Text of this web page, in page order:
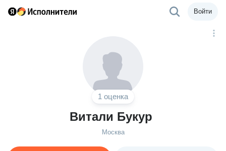
Войти
1 оценка
Витали Букур
Москва